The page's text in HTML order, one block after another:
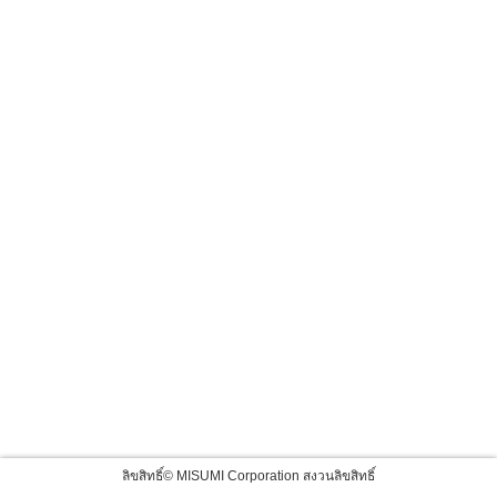
ลิขสิทธิ์© MISUMI Corporation สงวนลิขสิทธิ์